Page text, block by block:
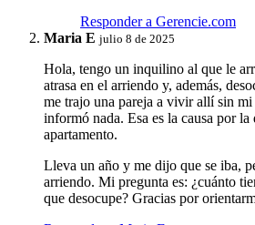
Responder a Gerencie.com
Maria E julio 8 de 2025
Hola, tengo un inquilino al que le
atrasa en el arriendo y, además,
me trajo una pareja a vivir allí sin
informó nada. Esa es la causa por la
apartamento.
Lleva un año y me dijo que se iba,
arriendo. Mi pregunta es: ¿cuánto
que desocupe? Gracias por